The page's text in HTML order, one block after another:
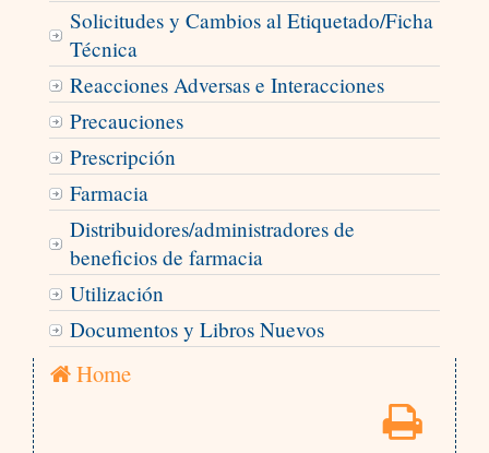
Solicitudes y Cambios al Etiquetado/Ficha
Técnica
Reacciones Adversas e Interacciones
Precauciones
Prescripción
Farmacia
Distribuidores/administradores de
beneficios de farmacia
Utilización
Documentos y Libros Nuevos
Home